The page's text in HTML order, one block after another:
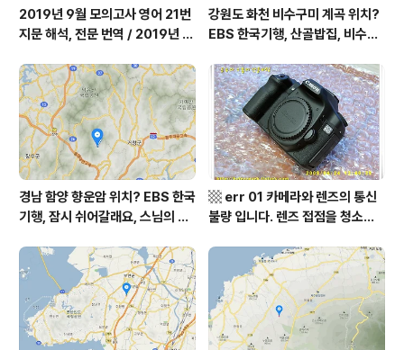
2019년 9월 모의고사 영어 21번
지문 해석, 전문 번역 / 2019년 9
역, 평가원 2019년 고3 9월 영어
영역 외국어영역 전문 해석, Engli
sh to Korean translation
강원도 화천 비수구미 계곡 위치?
EBS 한국기행, 산골밥집, 비수구
부 화천군 비수구미 낙타민박 어
디? / 강원도 화천군 가볼 만한 곳
비수구미 마을, 파로호
경남 함양 향운암 위치? EBS 한국
기행, 잠시 쉬어갈래요, 스님의 어
상남도 함양군 가볼 만한 곳, 용추
계곡 향운암 명천스님, 덕유산 황
석산 거망산 기백산
▩ err 01 카메라와 렌즈의 통신
불량 입니다. 렌즈 접점을 청소하